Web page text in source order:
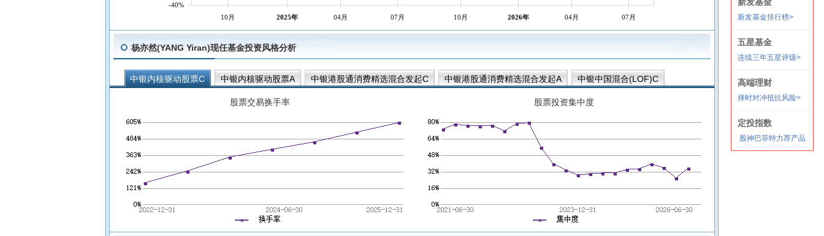
10月 2025年 04月 07月 10月 2026年 04月 07月
-40%
杨亦然(YANG Yiran)现任基金投资风格分析
中银内核驱动股票C 中银内核驱动股票A 中银港股通消费精选混合发起C 中银港股通消费精选混合发起A
中银中国混合(LOF)C
股票交易换手率 股票投资集中度